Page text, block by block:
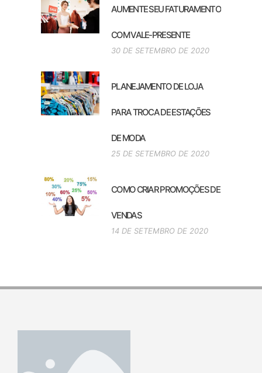
AUMENTE SEU FATURAMENTO
COM VALE-PRESENTE
30 DE SETEMBRO DE 2020
PLANEJAMENTO DE LOJA
PARA TROCA DE ESTAÇÕES
DE MODA
25 DE SETEMBRO DE 2020
COMO CRIAR PROMOÇÕES DE
VENDAS
14 DE SETEMBRO DE 2020